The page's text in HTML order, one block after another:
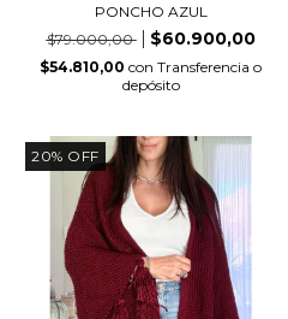
PONCHO AZUL
$79.000,00
$60.900,00
$54.810,00 con Transferencia o
depósito
20% OFF